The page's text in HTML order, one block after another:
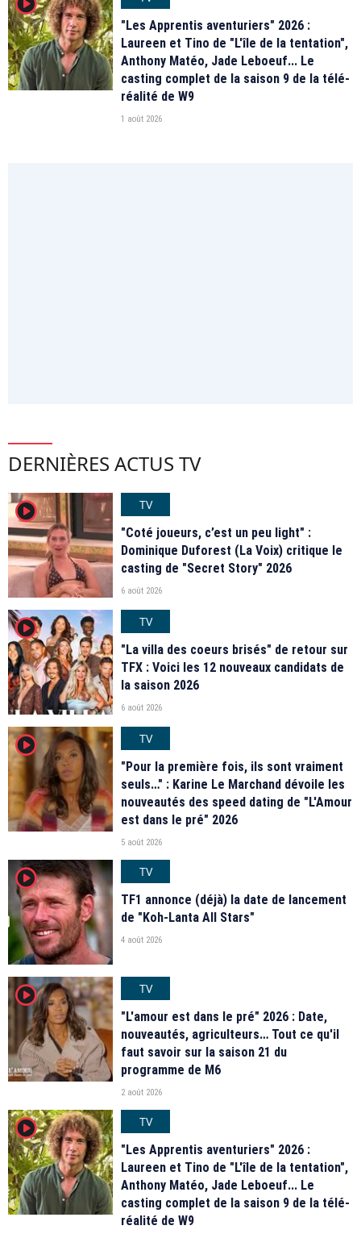
"Les Apprentis aventuriers" 2026 :
Laureen et Tino de "L'île de la tentation",
Anthony Matéo, Jade Leboeuf... Le
casting complet de la saison 9 de la télé-
réalité de W9
1 août 2026
DERNIÈRES ACTUS TV
player2
TV
"Coté joueurs, c’est un peu light" :
Dominique Duforest (La Voix) critique le
casting de "Secret Story" 2026
6 août 2026
player2
TV
"La villa des coeurs brisés" de retour sur
TFX : Voici les 12 nouveaux candidats de
la saison 2026
6 août 2026
player2
TV
"Pour la première fois, ils sont vraiment
seuls…" : Karine Le Marchand dévoile les
nouveautés des speed dating de "L'Amour
est dans le pré" 2026
5 août 2026
player2
TV
TF1 annonce (déjà) la date de lancement
de "Koh-Lanta All Stars"
4 août 2026
player2
TV
"L'amour est dans le pré" 2026 : Date,
nouveautés, agriculteurs… Tout ce qu'il
faut savoir sur la saison 21 du
programme de M6
2 août 2026
player2
TV
"Les Apprentis aventuriers" 2026 :
Laureen et Tino de "L'île de la tentation",
Anthony Matéo, Jade Leboeuf... Le
casting complet de la saison 9 de la télé-
réalité de W9